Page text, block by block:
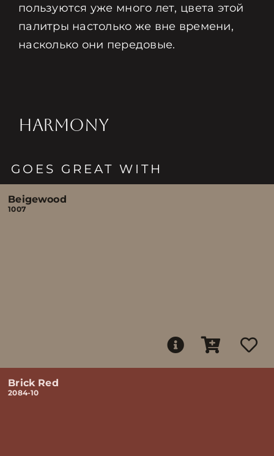
пользуются уже много лет, цвета этой
палитры настолько же вне времени,
насколько они передовые.
HARMONY
GOES GREAT WITH
Beigewood
1007
Brick Red
2084-10